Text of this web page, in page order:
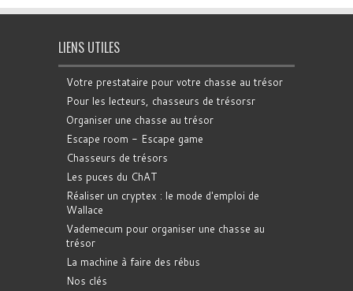
LIENS UTILES
Votre prestataire pour votre chasse au trésor
Pour les lecteurs, chasseurs de trésorsr
Organiser une chasse au trésor
Escape room - Escape game
Chasseurs de trésors
Les puces du ChAT
Réaliser un cryptex : le mode d'emploi de
Wallace
Vademecum pour organiser une chasse au
trésor
La machine à faire des rébus
Nos clés